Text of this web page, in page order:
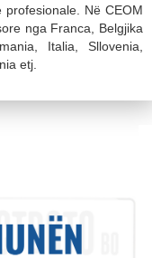
Në CEOM
nga Franca, Belgjika
Italia, Sllovenia,
etj.